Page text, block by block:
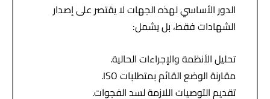
الدور الأساسي لهذه الجهات لا يقتصر على إصدار
الشهادات فقط، بل يشمل:
تحليل الأنظمة والإجراءات الحالية.
مقارنة الوضع القائم بمتطلبات ISO.
تقديم التوصيات اللازمة لسد الفجوات.